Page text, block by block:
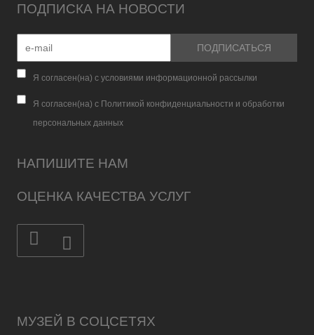
МУЗЕЙ В СОЦСЕТЯХ
ПОДПИСКА НА НОВОСТИ
Я согласен(на) с условиями информационной рассылки
Я согласен(на) с Политикой конфиденциальности и обработки
персональных данных
НАПИШИТЕ НАМ
ОЦЕНКА КАЧЕСТВА УСЛУГ